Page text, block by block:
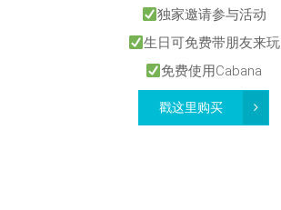
独家邀请参与活动
生日可免费带朋友来玩
免费使用Cabana
戳这里购买